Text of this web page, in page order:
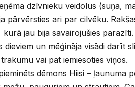
dzīvnieku veidolus (suņa,
pārvērsties ari par cilvēku.
kurā jau bija savairojušies
dieviem un mēģināja visādi darīt
vai pat iemiesoties viņos.
dēmons Hiisi – ļaunuma